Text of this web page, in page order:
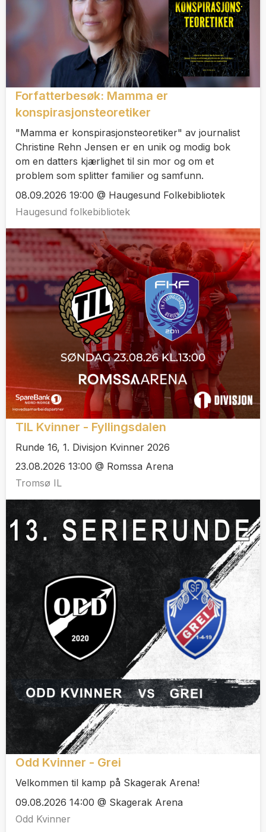
Forfatterbesøk: Mamma er
konspirasjonsteoretiker
"Mamma er konspirasjonsteoretiker" av journalist
Christine Rehn Jensen er en unik og modig bok
om en datters kjærlighet til sin mor og om et
problem som splitter familier og samfunn.
08.09.2026 19:00 @ Haugesund Folkebibliotek
Haugesund folkebibliotek
TIL Kvinner - Fyllingsdalen
Runde 16, 1. Divisjon Kvinner 2026
23.08.2026 13:00 @ Romssa Arena
Tromsø IL
Odd Kvinner - Grei
Velkommen til kamp på Skagerak Arena!
09.08.2026 14:00 @ Skagerak Arena
Odd Kvinner